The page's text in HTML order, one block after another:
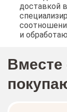
доставкой
и
Вместе